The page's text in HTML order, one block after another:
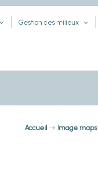
Gestion des milieux
Accueil Image maps